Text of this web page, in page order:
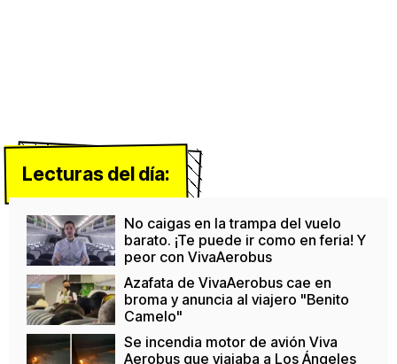
Lecturas del día:
No caigas en la trampa del vuelo
barato. ¡Te puede ir como en feria! Y
peor con VivaAerobus
Azafata de VivaAerobus cae en
broma y anuncia al viajero "Benito
Camelo"
Se incendia motor de avión Viva
Aerobus que viajaba a Los Ángeles